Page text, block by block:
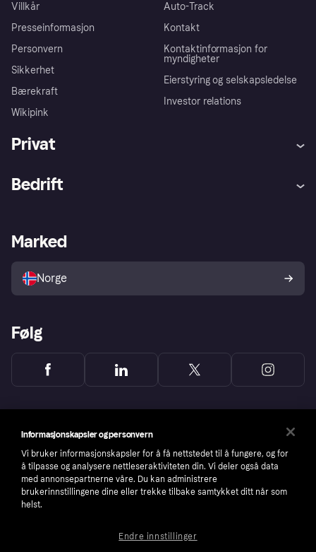
Villkår
Presseinformasjon
Personvern
Sikkerhet
Bærekraft
Wikipink
Auto-Track
Kontakt
Kontaktinformasjon for
myndigheter
Eierstyring og selskapsledelse
Investor relations
Privat
Utforsk butikker
Bedrift
Merchant portal
Marked
Norge
Følg
Informasjonskapsler og personvern
Vi bruker informasjonskapsler for å få nettstedet til å fungere, og for
å tilpasse og analysere nettleseraktiviteten din. Vi deler også data
med annonsepartnerne våre. Du kan administrere
brukerinnstillingene dine eller trekke tilbake samtykket ditt når som
helst.
Endre innstillinger